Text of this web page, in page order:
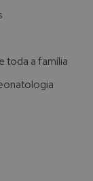
toda a família